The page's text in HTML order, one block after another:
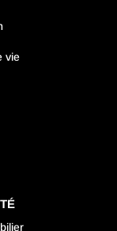
vie